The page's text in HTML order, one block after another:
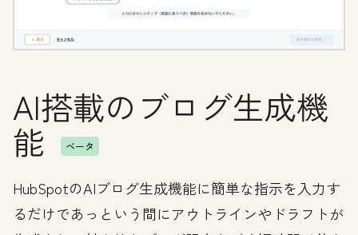
AI搭載のブログ生成機
能 ベータ
HubSpotのAIブログ生成機能に簡単な指示を入力す
るだけであっという間にアウトラインやドラフトが